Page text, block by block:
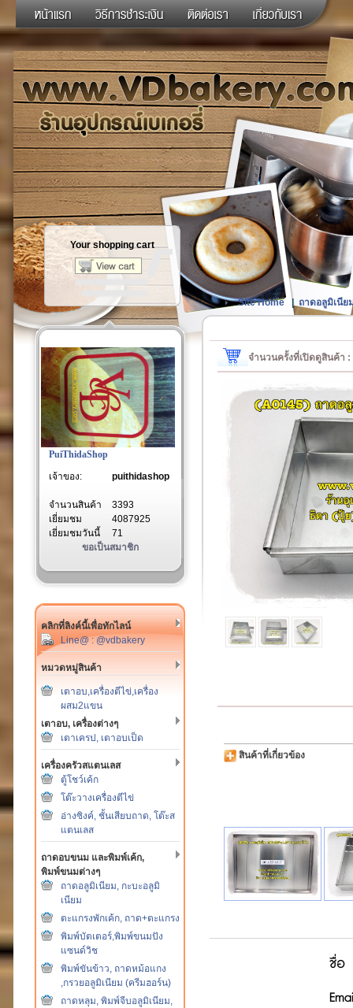
Your shopping cart
PuiThidaShop
เจ้าของ:
puithidashop
จำนวนสินค้า
3393
เยี่ยมชม
4087925
เยี่ยมชมวันนี้
71
ขอเป็นสมาชิก
คลิกที่ลิงค์นี้เพื่อทักไลน์
Line@ : @vdbakery
หมวดหมู่สินค้า
เตาอบ,เครื่องตีไข่,เครื่อง
ผสม2แขน
เตาอบ, เครื่องต่างๆ
เตาเครป, เตาอบเป็ด
เครื่องครัวสแตนเลส
ตู้โชว์เค้ก
โต๊ะวางเครื่องตีไข่
อ่างซิงค์, ชั้นเสียบถาด, โต๊ะส
แตนเลส
ถาดอบขนม และพิมพ์เค้ก,
พิมพ์ขนมต่างๆ
ถาดอลูมิเนียม, กะบะอลูมิ
เนียม
ตะแกรงพักเค้ก, ถาด+ตะแกรง
พิมพ์บัตเตอร์,พิมพ์ขนมปัง
แซนด์วิช
พิมพ์ขันข้าว, ถาดหม้อแกง
,กรวยอลูมิเนียม (ครีมฮอร์น)
ถาดหลุม, พิมพ์จีบอลูมิเนียม,
Site Home | ถาดอลูมิเนีย
จำนวนครั้งที่เปิดดูสินค้า
สินค้าที่เกี่ยวข้อง
ชื่อ